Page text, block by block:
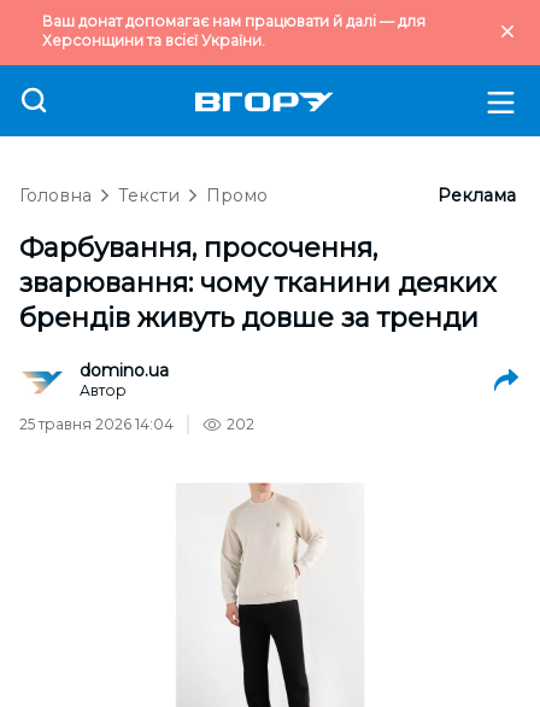
Ваш донат допомагає нам працювати й далі — для
Херсонщини та всієї України.
Головна Тексти Промо Реклама
Фарбування, просочення,
зварювання: чому тканини деяких
брендів живуть довше за тренди
domino.ua
Автор
25 травня 2026 14:04
202